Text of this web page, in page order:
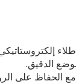
الدقيق.
مع الحفاظ على